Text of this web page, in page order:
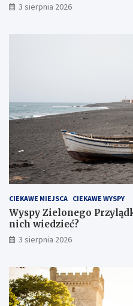
3 sierpnia 2026
CIEKAWE MIEJSCA CIEKAWE WYSPY
Wyspy Zielonego
nich wiedzieć?
3 sierpnia 2026